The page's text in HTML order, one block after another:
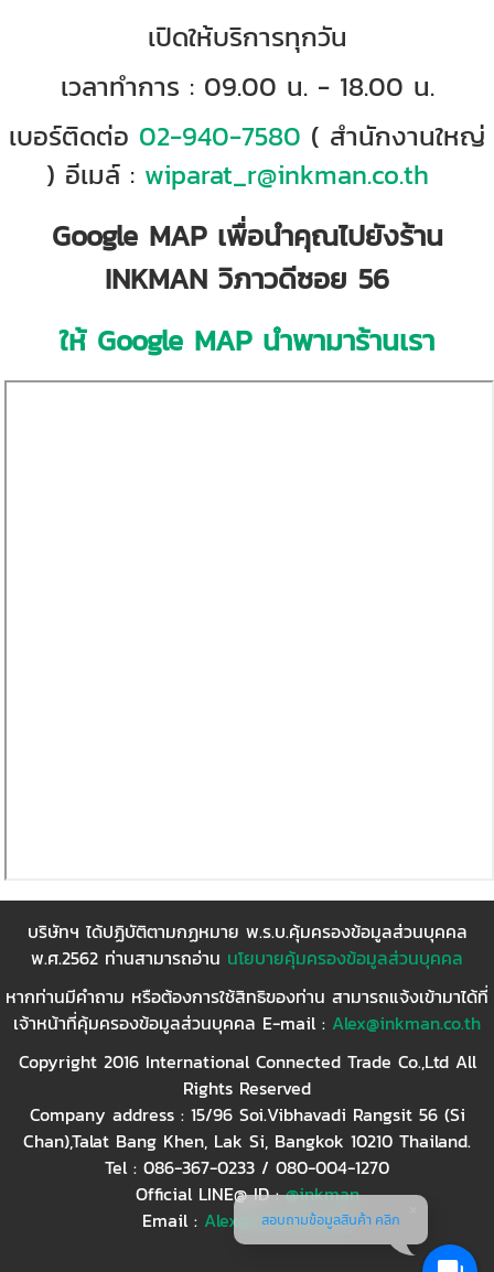
เปิดให้บริการทุกวัน
เวลาทำการ : 09.00 น. - 18.00 น.
เบอร์ติดต่อ 02-940-7580 ( สำนักงานใหญ่
) อีเมล์ : wiparat_r@inkman.co.th
Google MAP เพื่อนำคุณไปยังร้าน
INKMAN วิภาวดีซอย 56
ให้ Google MAP นำพามาร้านเรา
บริษัทฯ ได้ปฏิบัติตามกฏหมาย พ.ร.บ.คุ้มครองข้อมูลส่วนบุคคล
พ.ศ.2562 ท่านสามารถอ่าน นโยบายคุ้มครองข้อมูลส่วนบุคคล
หากท่านมีคำถาม หรือต้องการใช้สิทธิของท่าน สามารถแจ้งเข้ามาได้ที่
เจ้าหน้าที่คุ้มครองข้อมูลส่วนบุคคล E-mail : Alex@inkman.co.th
Copyright 2016 International Connected Trade Co.,Ltd All
Rights Reserved
Company address : 15/96 Soi.Vibhavadi Rangsit 56 (Si
Chan),Talat Bang Khen, Lak Si, Bangkok 10210 Thailand.
Tel : 086-367-0233 / 080-004-1270
Official LINE@ ID :@inkman
Email : Alex@inkman.co.th
สอบถามข้อมูลสินค้า คลิก